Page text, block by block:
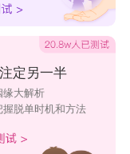
定另一半
缘大解析
握脱单时机和方法